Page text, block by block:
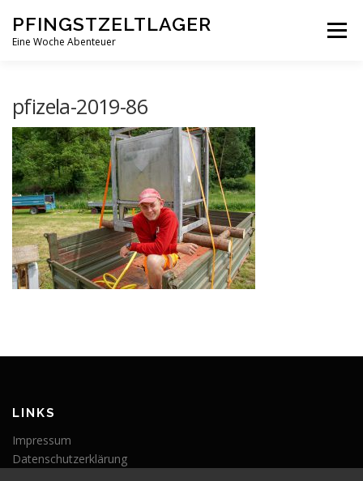
Inhalt
springen
PFINGSTZELTLAGER
Eine Woche Abenteuer
Menü
PFINGSTZELTLAGER VERANSTALTUNGEN
pfizela-2019-86
LINKS
Impressum
Datenschutzerklärung